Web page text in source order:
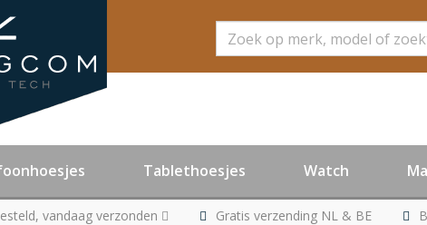
Zoeken
Tablethoesjes Watch
vandaag verzonden Gratis verzending NL & BE